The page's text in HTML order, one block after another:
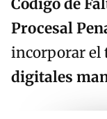
Código de
Procesal
incorporar el
digitales